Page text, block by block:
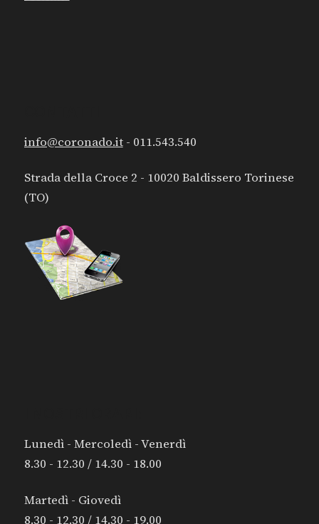
info@coronado.it- 011.543.540
Strada della Croce 2 - 10020 Baldissero Torinese
(TO)
Lunedì - Mercoledì - Venerdì
8.30 - 12.30 / 14.30 - 18.00
Martedì - Giovedì
8.30 - 12.30 / 14.30 - 19.00